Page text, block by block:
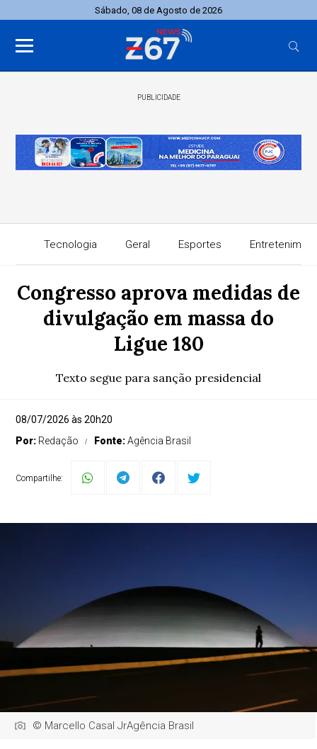
Sábado, 08 de Agosto de 2026
PUBLICIDADE
Tecnologia Geral Esportes
Congresso aprova medidas de
divulgação em massa do
Ligue 180
Texto segue para sanção presidencial
08/07/2026 às 20h20
Por: Redação Fonte:Agência Brasil
Compartilhe:
© Marcello Casal JrAgência Brasil